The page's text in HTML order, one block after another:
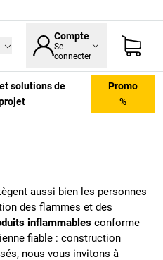
Compte
Se
connecter
solutions de
Promo
%
aussi bien les personnes
des flammes et des
inflammables conforme
fiable : construction
nous vous invitons à